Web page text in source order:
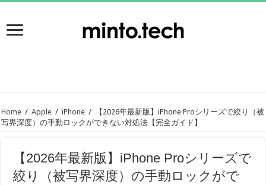
Home / Apple / iPhone /
【2026年最新版】iPhone Proシリーズで絞り（被
写界深度）の手動ロックができない対処法【完全ガイド】
【2026年最新版】iPhone Proシリーズで
絞り（被写界深度）の手動ロックがで